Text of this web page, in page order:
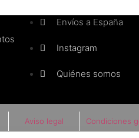
Envíos a España
Instagram
Quiénes somos
Aviso legal Condiciones